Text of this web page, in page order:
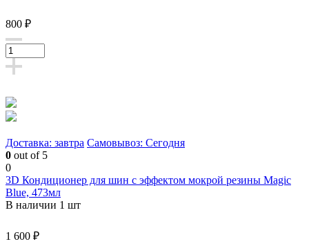
800 ₽
Доставка: завтра Самовывоз: Сегодня
0 out of 5
0
3D Кондиционер для шин с эффектом мокрой резины Magic
Blue, 473мл
В наличии 1 шт
1 600 ₽